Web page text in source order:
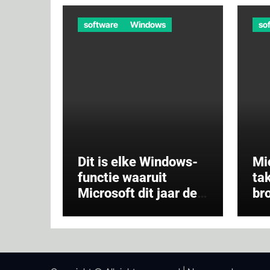
software Windows
Dit is elke Windows-
functie waaruit
Microsoft dit jaar de
getrokken